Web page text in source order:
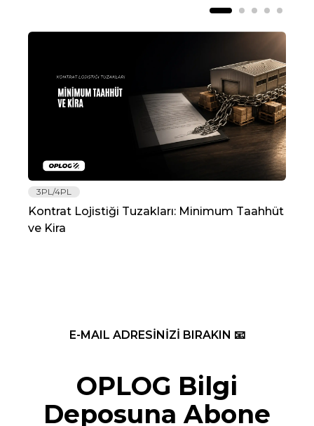
3PL/4PL
Kontrat Lojistiği Tuzakları: Minimum Taahhüt
ve Kira
E-MAIL ADRESİNİZİ BIRAKIN 📧
OPLOG Bilgi
Deposuna Abone